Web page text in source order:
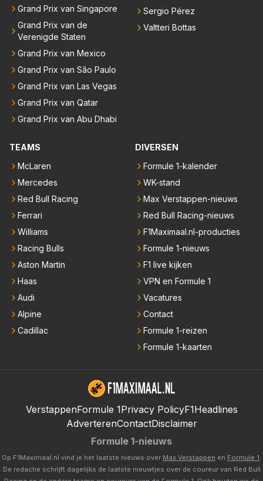
Grand Prix van Singapore
Grand Prix van de
Verenigde Staten
Grand Prix van Mexico
Grand Prix van São Paulo
Grand Prix van Las Vegas
Grand Prix van Qatar
Grand Prix van Abu Dhabi
Sergio Pérez
Valtteri Bottas
TEAMS
McLaren
Mercedes
Red Bull Racing
Ferrari
Williams
Racing Bulls
Aston Martin
Haas
Audi
Alpine
Cadillac
DIVERSEN
Formule 1-kalender
WK-stand
Max Verstappen-nieuws
Red Bull Racing-nieuws
F1Maximaal.nl-producties
Formule 1-nieuws
F1 live kijken
VPN en Formule 1
Vacatures
Contact
Formule 1-reizen
Formule 1-kaarten
VerstappenFormule 1Privacy PolicyF1Headlines
AdverterenContactDisclaimer
Formule 1-nieuws
Op F1Maximaal.nl vind je het laatste nieuws over Max Verstappen en Formule 1
De redactie schrijft dagelijks de laatste nieuwtjes over de coureur van Red Bull